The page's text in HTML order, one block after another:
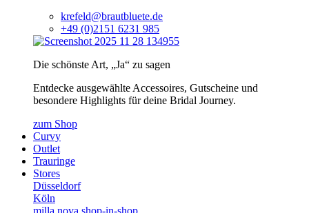
krefeld@brautbluete.de
+49 (0)2151 6231 985
Die schönste Art, „Ja“ zu sagen
Entdecke ausgewählte Accessoires, Gutscheine und
besondere Highlights für deine Bridal Journey.
zum Shop
Curvy
Outlet
Trauringe
Stores
Düsseldorf
Köln